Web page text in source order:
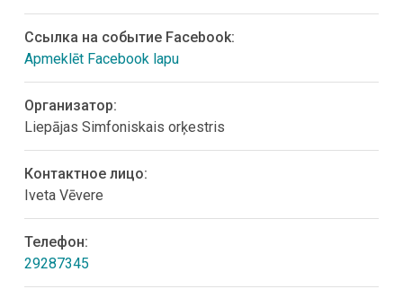
Ссылка на событие Facebook:
Apmeklēt Facebook lapu
Организатор:
Liepājas Simfoniskais orķestris
Контактное лицо:
Iveta Vēvere
Телефон:
29287345